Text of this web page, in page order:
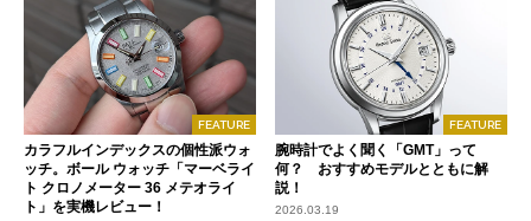
FEATURE
カラフルインデックスの個性派ウォ
ッチ。ボール ウォッチ「マーベライ
ト クロノメーター 36 メテオライ
ト」を実機レビュー！
FEATURE
腕時計でよく聞く「GMT」って
何？ おすすめモデルとともに解
説！
2026.03.19